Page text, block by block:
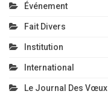
Événement
Fait Divers
Institution
International
Le Journal Des Vœux